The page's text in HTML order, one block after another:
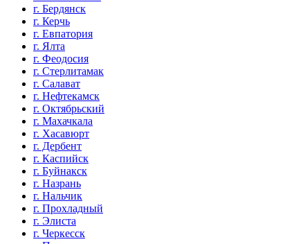
г. Бердянск
г. Керчь
г. Евпатория
г. Ялта
г. Феодосия
г. Стерлитамак
г. Салават
г. Нефтекамск
г. Октябрьский
г. Махачкала
г. Хасавюрт
г. Дербент
г. Каспийск
г. Буйнакск
г. Назрань
г. Нальчик
г. Прохладный
г. Элиста
г. Черкесск